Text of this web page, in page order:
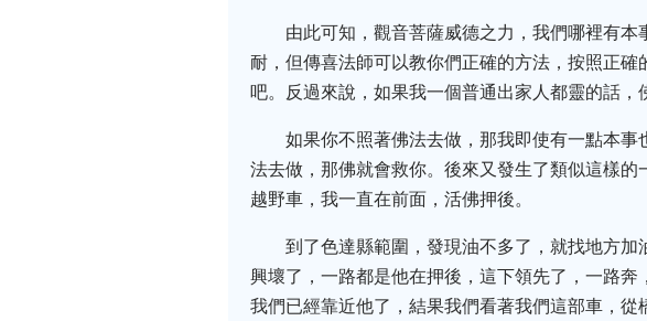
由此可知，觀音菩薩威德之力，我們哪裡有
耐，但傳喜法師可以教你們正確的方法，按照正
吧。反過來說，如果我一個普通出家人都靈的話，
如果你不照著佛法去做，那我即使有一點本
法去做，那佛就會救你。後來又發生了類似這樣
越野車，我一直在前面，活佛押後。
到了色達縣範圍，發現油不多了，就找地方
興壞了，一路都是他在押後，這下領先了，一路
我們已經靠近他了，結果我們看著我們這部車，從